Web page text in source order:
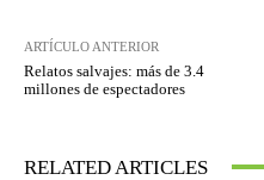
ARTÍCULO ANTERIOR
Relatos salvajes: más de 3.4
millones de espectadores
RELATED ARTICLES